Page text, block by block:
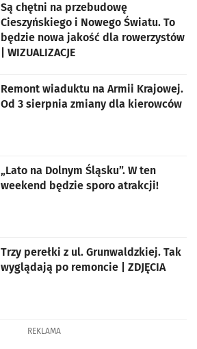
Są chętni na przebudowę
Cieszyńskiego i Nowego Światu. To
będzie nowa jakość dla rowerzystów
| WIZUALIZACJE
Remont wiaduktu na Armii Krajowej.
Od 3 sierpnia zmiany dla kierowców
„Lato na Dolnym Śląsku”. W ten
weekend będzie sporo atrakcji!
Trzy perełki z ul. Grunwaldzkiej. Tak
wyglądają po remoncie | ZDJĘCIA
REKLAMA